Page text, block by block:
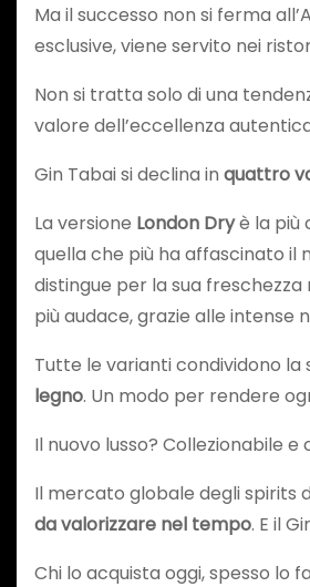
Ma il successo non si ferma
esclusive, viene servito nei
Non si tratta solo di una
valore dell’eccellenza
Gin Tabai si declina in quattro
La versione London Dryè la più
quella che più ha affascinato il
distingue per la sua
più audace, grazie alle intense
Tutte le varianti condividono
legno. Un modo per rendere
Il nuovo lusso? Collezionabile
Il mercato globale degli spirits
da valorizzare nel tempo. E il
Chi lo acquista oggi, spesso lo